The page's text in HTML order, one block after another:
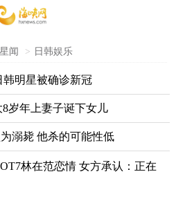
闻 > 日韩娱乐
明星被确诊新冠
岁年上妻子诞下女儿
溺毙 他杀的可能性低
林在范恋情 女方承认：正在